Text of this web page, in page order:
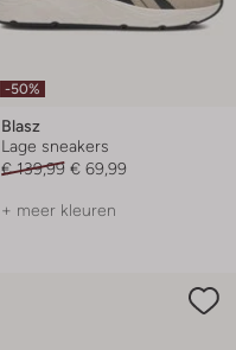
-50%
Blasz
Lage sneakers
€ 139,99 € 69,99
+ meer kleuren